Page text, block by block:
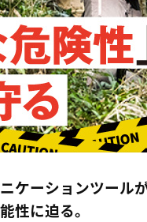
ケーションツール
性に迫る。